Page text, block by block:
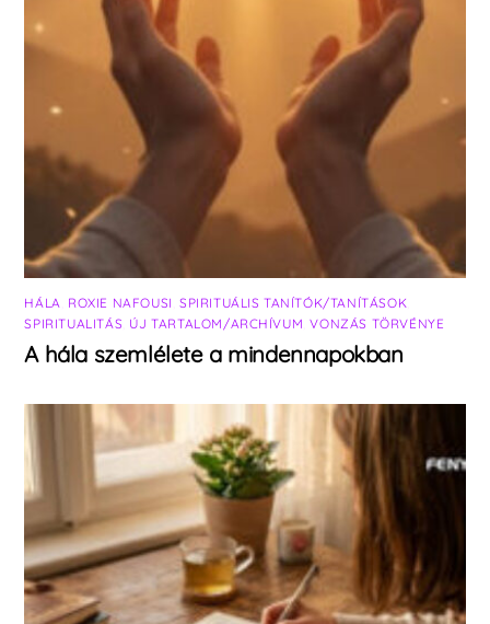
HÁLA ROXIE NAFOUSI SPIRITUÁLIS TANÍTÓK/TANÍTÁSOK
SPIRITUALITÁS ÚJ TARTALOM/ARCHÍVUM ,VONZÁS TÖRVÉNYE
A hála szemlélete a mindennapokban